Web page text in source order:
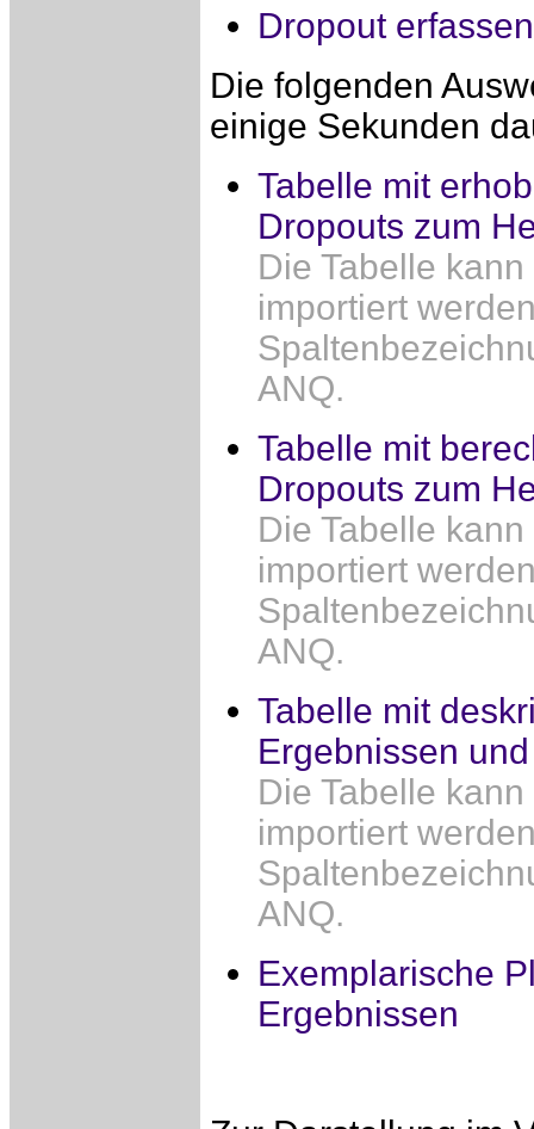
Dropout erfassen
Die folgenden
einige Sekunden
Tabelle mit
Dropouts zum
Die Tabelle
importiert
ANQ.
Tabelle mit
Dropouts zum
Die Tabelle
importiert
ANQ.
Tabelle mit
Ergebnissen
Die Tabelle
importiert
ANQ.
Exemplarische
Ergebnissen